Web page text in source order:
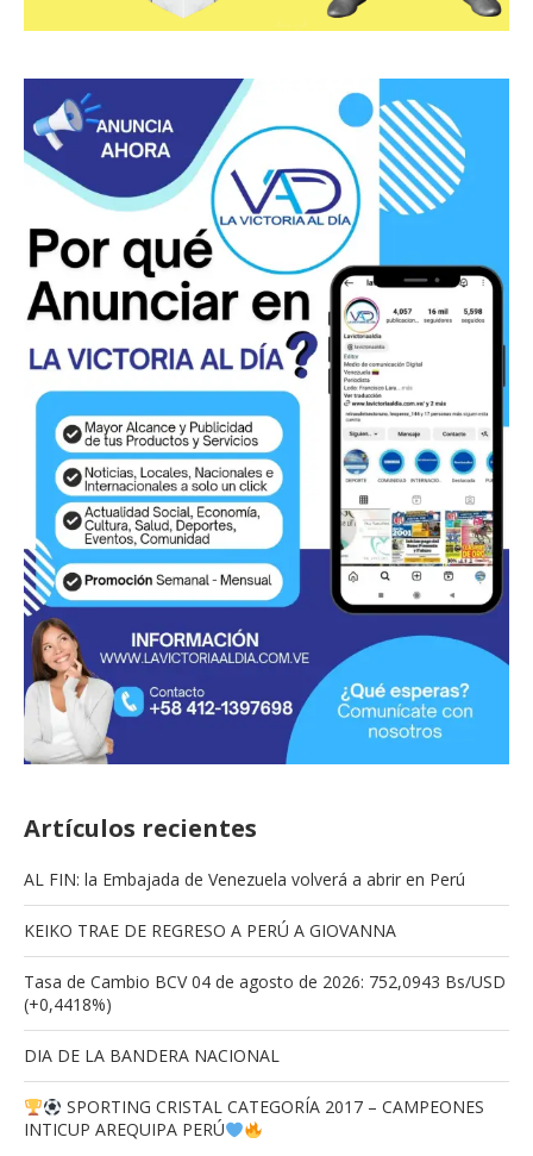
Artículos recientes
AL FIN: la Embajada de Venezuela volverá a abrir en Perú
KEIKO TRAE DE REGRESO A PERÚ A GIOVANNA
Tasa de Cambio BCV 04 de agosto de 2026: 752,0943 Bs/USD
(+0,4418%)
DIA DE LA BANDERA NACIONAL
SPORTING CRISTAL CATEGORÍA 2017 – CAMPEONES
INTICUP AREQUIPA PERÚ